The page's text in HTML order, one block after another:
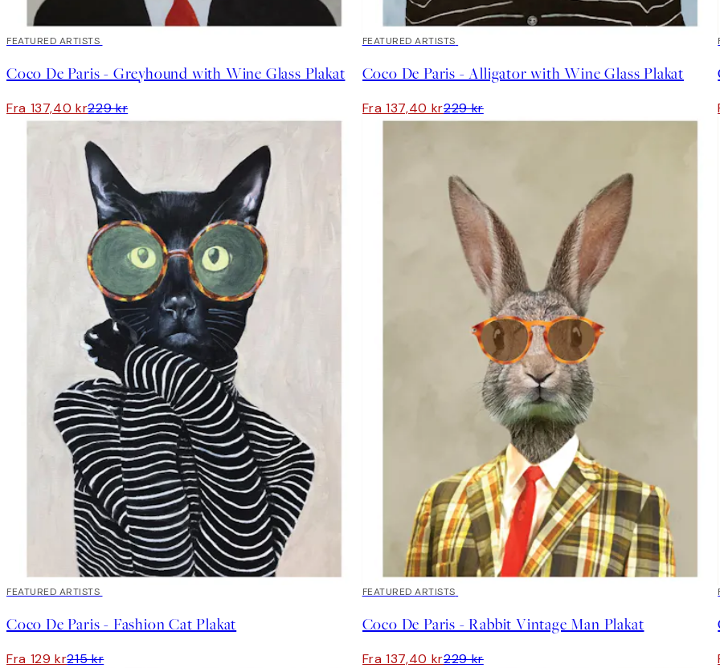
40%*
FEATURED ARTISTS
Coco De Paris - Greyhound with Wine Glass Plakat
Fra 137,40 kr229 kr
40%*
FEATURED ARTISTS
Coco De Paris - Alligator with Wine Glass Plakat
Fra 137,40 kr229 kr
40%*
FEATURED ARTISTS
Coco De Paris - Fashion Cat Plakat
Fra 129 kr215 kr
40%*
FEATURED ARTISTS
Coco De Paris - Rabbit Vintage Man Plakat
Fra 137,40 kr229 kr